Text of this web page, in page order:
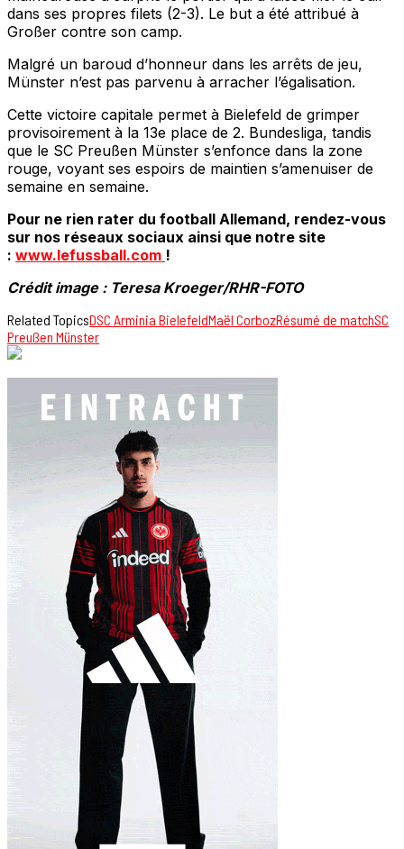
dans ses propres filets (2-3). Le but a été attribué à
Großer contre son camp.
Malgré un baroud d’honneur dans les arrêts de jeu,
Münster n’est pas parvenu à arracher l’égalisation.
Cette victoire capitale permet à Bielefeld de grimper
provisoirement à la 13e place de 2. Bundesliga, tandis
que le SC Preußen Münster s’enfonce dans la zone
rouge, voyant ses espoirs de maintien s’amenuiser de
semaine en semaine.
Pour ne rien rater du football Allemand, rendez-vous
sur nos réseaux sociaux ainsi que notre site
: www.lefussball.com !
Crédit image : Teresa Kroeger/RHR-FOTO
Related TopicsDSC Arminia BielefeldMaël CorbozRésumé de matchSC
Preußen Münster